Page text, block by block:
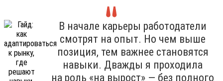
В начале карьеры работодатели
смотрят на опыт. Но чем выше
позиция, тем важнее становятся
навыки. Дважды я проходила
на роль «на вырост» — без полного